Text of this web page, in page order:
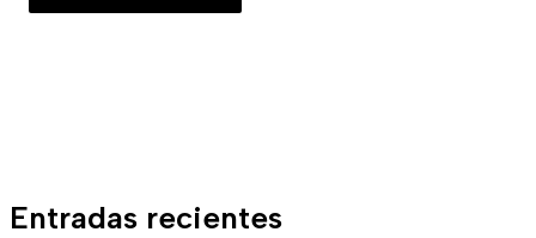
Entradas recientes